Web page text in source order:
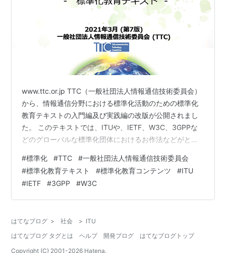
www.ttc.or.jp TTC（一般社団法人情報通信技術委員会）
から、情報通信分野における標準化活動のための標準化
教育テキストの入門編及び実践編の改版が公開されまし
た。 このテキストでは、ITUや、IETF、W3C、3GPPな
どのグローバルな標準化団体におけるお作法などがとて
や、標準化団体の概要、標準化の事例など、標準化活動
にとても役立つ内容ばかりです。 グローバルな標準化活
動で使用される英語の解説などはとても重宝すると思い
ます。 分量は多いですが、辞書的・参考書的に、少しず
化活動への理解…
#標準化 #TTC #一般社団法人情報通信技術委員会
#標準化教育テキスト #標準化教育コンテンツ #ITU
#IETF #3GPP #W3C
はてなブログ > 社会 > ITU
はてなブログ タグとは
ヘルプ 開発ブログ
はてなブログトップ
Copyright (C) 2001-2026 Hatena.